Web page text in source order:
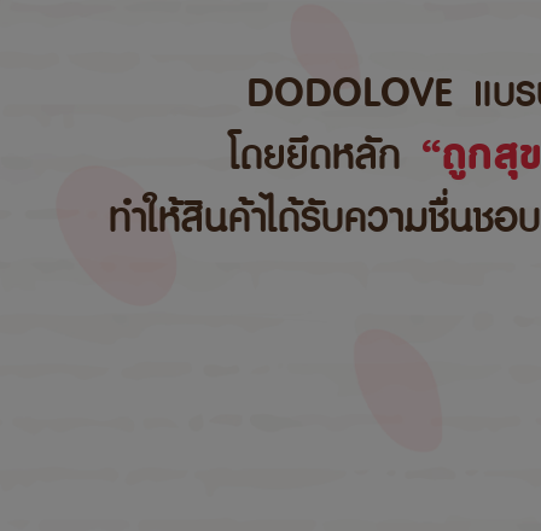
DODOLOVE แบ
โดยยึดหลัก “ถูกสุ
ทำให้สินค้าได้รับความชื่นช